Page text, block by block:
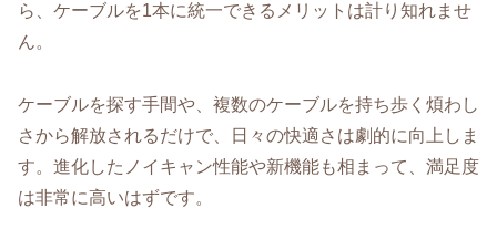
ら、ケーブルを1本に統一できるメリットは計り知れませ
ん。
ケーブルを探す手間や、複数のケーブルを持ち歩く煩わし
さから解放されるだけで、日々の快適さは劇的に向上しま
す。進化したノイキャン性能や新機能も相まって、満足度
は非常に高いはずです。